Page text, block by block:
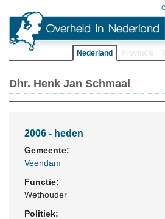
Nederland
Dhr. Henk Jan Schmaal
2006 - heden
Gemeente:
Veendam
Functie:
Wethouder
Politiek: